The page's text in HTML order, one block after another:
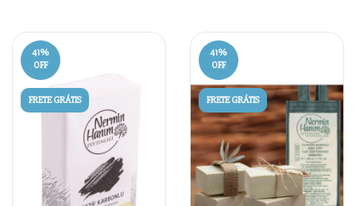
41%
OFF
FRETE GRÁTIS
41%
OFF
FRETE GRÁTIS